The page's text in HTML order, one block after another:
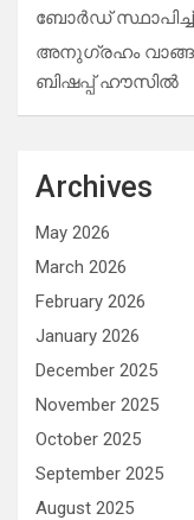
ബോർഡ്
അനുഗ്രഹം
ബിഷപ്പ് ഹൗസില്‍
Archives
May 2026
March 2026
February 2026
January 2026
December 2025
November 2025
October 2025
September 2025
August 2025